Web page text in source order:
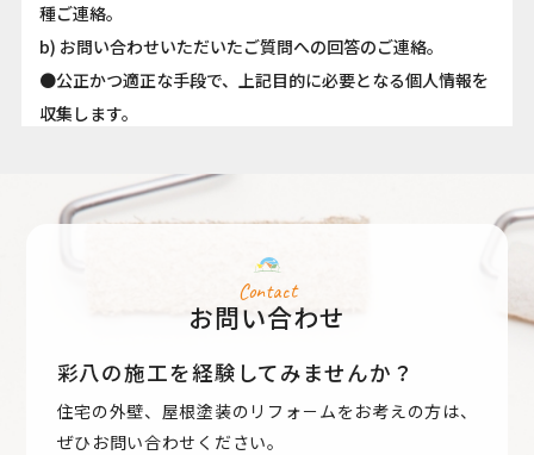
種ご連絡。
b) お問い合わせいただいたご質問への回答のご連絡。
●公正かつ適正な手段で、上記目的に必要となる個人情報を
収集します。
●取得した個人情報は、ご本人の同意なしに上記利用目的以
●情報が漏洩しないよう対策を講じ、従業員だけでなく委託
人の同意を得ずに第三者に情報を提供しません。
●ご本人からの求めに応じ、当該ご本人の個人情報を開示し
ます。
Contact
お問い合わせ
彩八の施工を経験してみませんか？
住宅の外壁、屋根塗装のリフォ－ムをお考えの方は、
ぜひお問い合わせください。